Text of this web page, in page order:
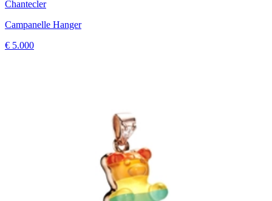
Chantecler
Campanelle Hanger
€ 5.000